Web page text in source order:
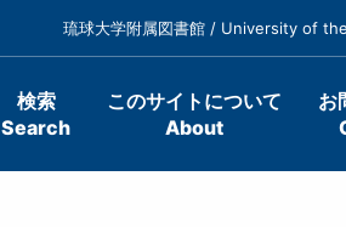
琉球大学附属図書館 / University of
検索
Search
このサイトについて
About
お